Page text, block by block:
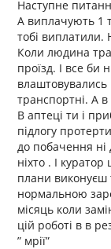
Наступне
А виплачують 1
тобі виплатили.
Коли людина
проїзд. І все би
влаштовувались
транспортні. А в
В аптеці ти і
підлогу
до побачення ні
ніхто . І
плани виконуєш
нормальною
місяць коли
цій роботі в в
” мрії”